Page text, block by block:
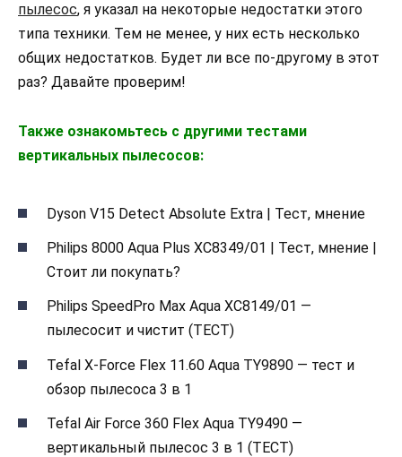
пылесос, я указал на некоторые недостатки этого
типа техники. Тем не менее, у них есть несколько
общих недостатков. Будет ли все по-другому в этот
раз? Давайте проверим!
Также ознакомьтесь с другими тестами
вертикальных пылесосов:
Dyson V15 Detect Absolute Extra | Тест, мнение
Philips 8000 Aqua Plus XC8349/01 | Тест, мнение |
Стоит ли покупать?
Philips SpeedPro Max Aqua XC8149/01 —
пылесосит и чистит (ТЕСТ)
Tefal X-Force Flex 11.60 Aqua TY9890 — тест и
обзор пылесоса 3 в 1
Tefal Air Force 360 Flex Aqua TY9490 —
вертикальный пылесос 3 в 1 (ТЕСТ)